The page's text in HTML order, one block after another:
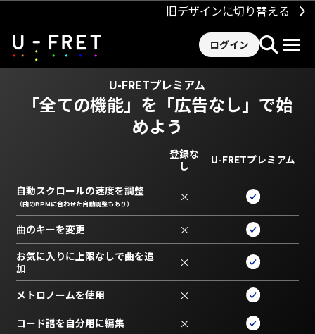
旧デザインに切り替える
ログイン
U-FRETプレミアム
「全ての機能」を 「広告なし」で始
めよう
登録な
し
U-FRETプレミアム
自動スクロールの速度を調整
（曲のBPMに合わせた自動調整もあり） ×
曲のキーを変更 ×
お気に入りに上限なしで曲を追
加
×
メトロノームを使用 ×
コード譜を自分用に編集 ×